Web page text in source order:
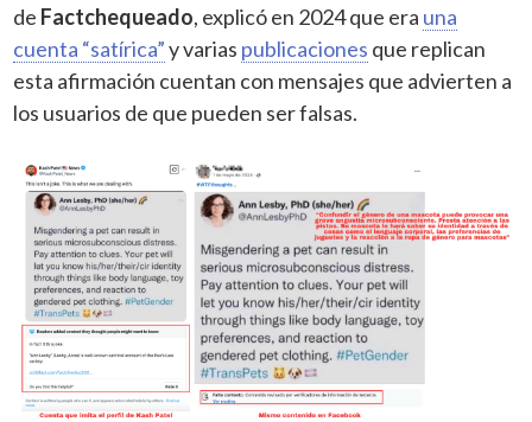
de Factchequeado, explicó en 2024 que era una
cuenta “satírica”y varias publicaciones que replican
esta afirmación cuentan con mensajes que advierten a
los usuarios de que pueden ser falsas.